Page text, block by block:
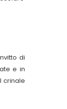
di
e in
crinale